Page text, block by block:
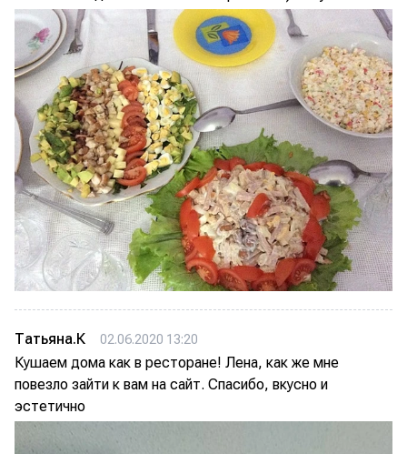
Татьяна.К 02.06.2020 13:20
Кушаем дома как в ресторане! Лена, как же мне
повезло зайти к вам на сайт. Спасибо, вкусно и
эстетично